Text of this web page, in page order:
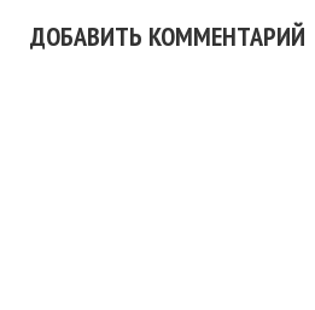
ДОБАВИТЬ КОММЕНТАРИЙ